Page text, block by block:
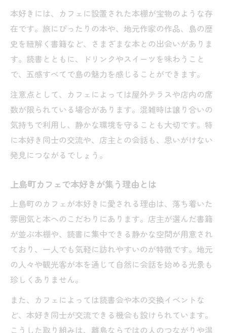
本好きには、カフェに設置された本棚が宝物のような存
在です。旅にぴったりの本や、地元作家の作品、島の歴
史を紐解く書籍など、さまざまな本との出会いがありま
す。読書とともに、ドリンクやスイーツを味わうこと
で、五感すべてで島の魅力を感じることができます。
注意点として、カフェによっては屋外テラスや店内の席
数が限られている場合があります。混雑時は譲り合いの
気持ちで利用し、静かな環境を守ることも大切です。特
に本好き同士の交流や、店主との会話も、思いがけない
発見につながるでしょう。
上島町カフェで本好きが集う理由とは
上島町のカフェが本好きに愛される理由は、落ち着いた
雰囲気と本へのこだわりにあります。店主が選んだ書籍
が並ぶ本棚や、読書に集中できる静かな空間が用意され
ており、一人でも気軽に訪れやすいのが特徴です。地元
の人々や観光客が本を通じて自然に会話を始める光景も
珍しくありません。
また、カフェによっては読書会や本の交換イベントな
ど、本好き同士が交流できる機会も設けられています。
こうした取り組みは、離島ならではの人のつながりや温